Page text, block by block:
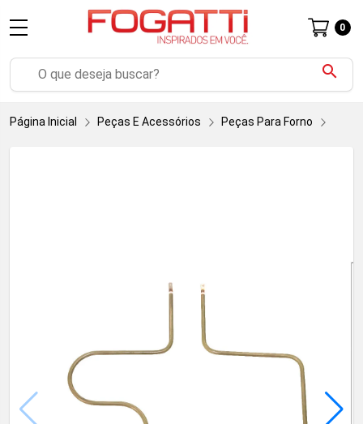
search
0
Página Inicial Peças E Acessórios Peças Para Forno